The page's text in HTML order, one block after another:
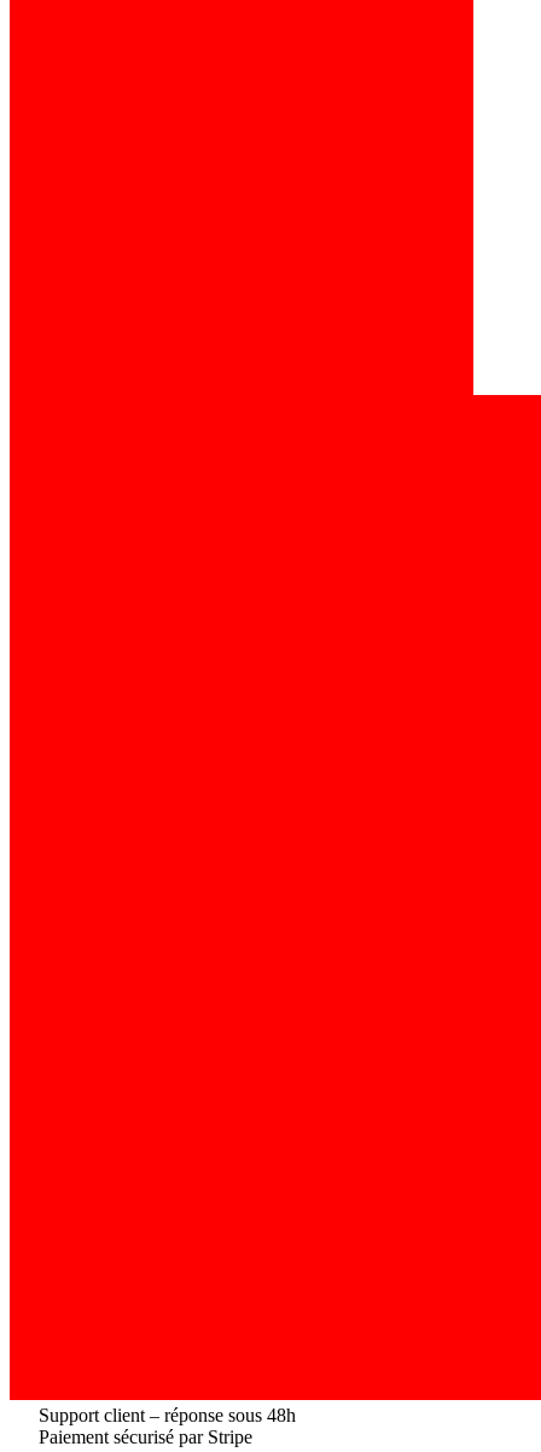
Support client – réponse sous 48h
Paiement sécurisé par Stripe